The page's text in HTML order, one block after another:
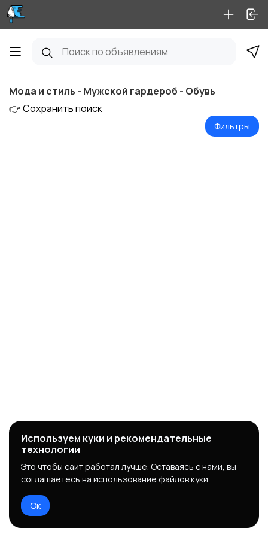
Мода и стиль - Мужской гардероб - Обувь
👉 Сохранить поиск
Фильтры
Используем куки и рекомендательные
технологии
Это чтобы сайт работал лучше. Оставаясь с нами, вы
соглашаетесь на использование файлов куки.
Ок